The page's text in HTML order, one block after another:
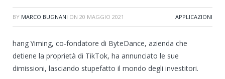
BY MARCO BUGNANI ON 20 MAGGIO 2021 APPLICAZIONI
hang Yiming, co-fondatore di ByteDance, azienda che
detiene la proprietà di TikTok, ha annunciato le sue
dimissioni, lasciando stupefatto il mondo degli investitori.